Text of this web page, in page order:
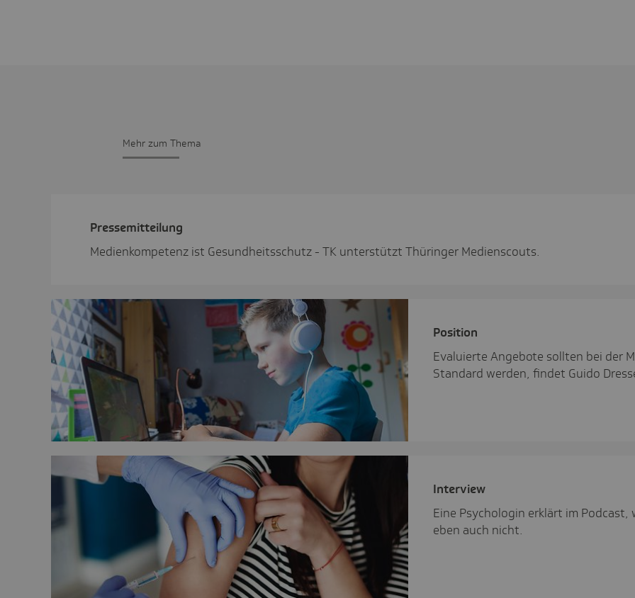
Mehr zum Thema
Pres­se­mit­tei­lung
Medienkompetenz ist Gesundheitsschutz - TK unterstützt Thüringer Medienscouts.
Posi­tion
Evaluierte Angebote sollten bei der
Standard werden, findet Guido
Inter­view
Eine Psychologin erklärt im Podcast,
eben auch nicht.